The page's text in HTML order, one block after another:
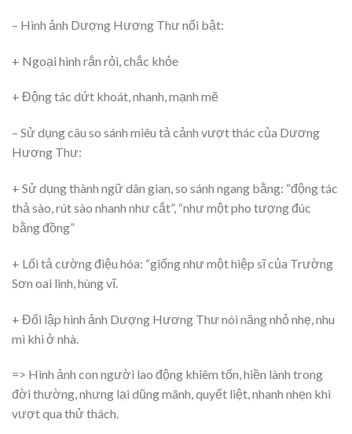
– Hình ảnh Dượng Hương Thư nổi bật:
+ Ngoại hình rắn rỏi, chắc khỏe
+ Động tác dứt khoát, nhanh, mạnh mẽ
– Sử dụng câu so sánh miêu tả cảnh vượt thác của Dương
Hương Thư:
+ Sử dụng thành ngữ dân gian, so sánh ngang bằng: “động tác
thả sào, rút sào nhanh như cắt”, “như một pho tượng đúc
bằng đồng”
+ Lối tả cường điệu hóa: “giống như một hiệp sĩ của Trường
Sơn oai linh, hùng vĩ.
+ Đối lập hình ảnh Dượng Hương Thư nói năng nhỏ nhẹ, nhu
mì khi ở nhà.
=> Hình ảnh con người lao động khiêm tốn, hiền lành trong
đời thường, nhưng lại dũng mãnh, quyết liệt, nhanh nhẹn khi
vượt qua thử thách.